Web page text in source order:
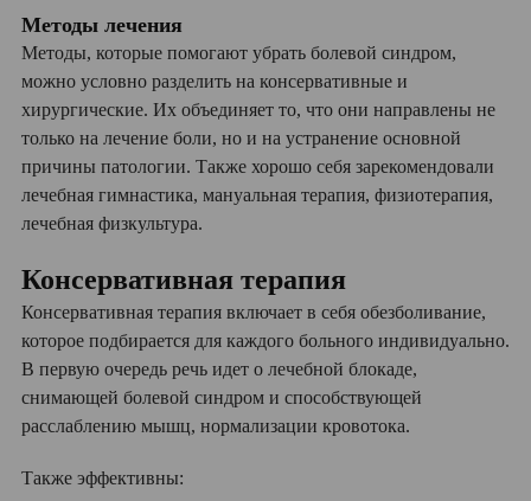
Методы лечения
Методы, которые помогают убрать болевой синдром,
можно условно разделить на консервативные и
хирургические. Их объединяет то, что они направлены не
только на лечение боли, но и на устранение основной
причины патологии. Также хорошо себя зарекомендовали
лечебная гимнастика, мануальная терапия, физиотерапия,
лечебная физкультура.
Консервативная терапия
Консервативная терапия включает в себя обезболивание,
которое подбирается для каждого больного индивидуально.
В первую очередь речь идет о лечебной блокаде,
снимающей болевой синдром и способствующей
расслаблению мышц, нормализации кровотока.
Также эффективны: